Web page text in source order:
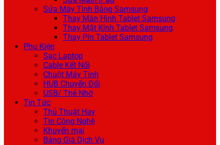
Sửa Máy Tính Bảng Samsung
Thay Màn Hình Tablet Samsung
Thay Mặt Kính Tablet Samsung
Thay Pin Tablet Samsung
Phụ Kiện
Sạc Laptop
Cable Kết Nối
Chuột Máy Tính
HUB Chuyển Đổi
USB/ Thẻ Nhớ
Tin Tức
Thủ Thuật Hay
Tin Công Nghệ
Khuyến mại
Bảng Giá Dịch Vụ